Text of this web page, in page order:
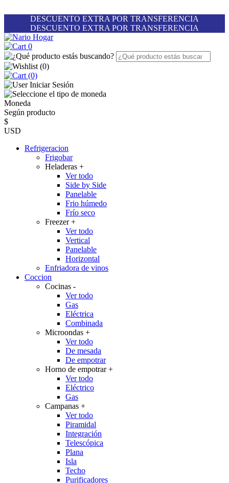
DESCUENTO EXTRA POR TRANSFERENCIA
DESCUENTO EXTRA POR TRANSFERENCIA
0
(0)
(0)
Iniciar Sesión
Moneda
Según producto
$
USD
Refrigeracion
Frigobar
Heladeras +
Ver todo
Side by Side
Panelable
Frio húmedo
Frío seco
Freezer+
Ver todo
Vertical
Panelable
Horizontal
Enfriadora de vinos
Coccion
Cocinas -
Ver todo
Gas
Eléctrica
Combinada
Microondas +
Ver todo
De mesada
De empotrar
Horno de empotrar+
Ver todo
Eléctrico
Gas
Campanas +
Ver todo
Piramidal
Integración
Telescópica
Plana
Isla
Techo
Purificadores